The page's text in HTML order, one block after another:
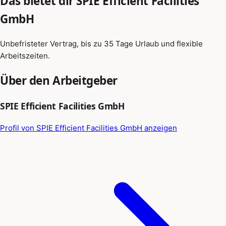
GmbH
Unbefristeter Vertrag, bis zu 35 Tage Urlaub und flexible
Arbeitszeiten.
Über den Arbeitgeber
SPIE Efficient Facilities GmbH
Profil von SPIE Efficient Facilities GmbH anzeigen